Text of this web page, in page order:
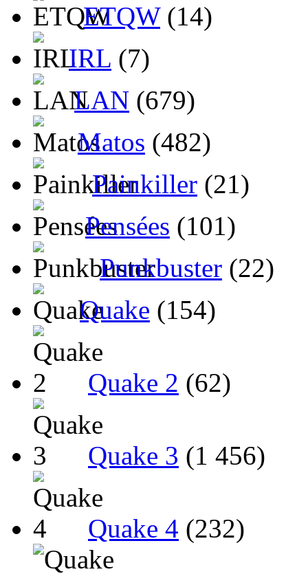
ETQW(14)
IRL (7)
LAN (679)
Matos (482)
Painkiller (21)
Pensées (101)
Punkbuster (22)
Quake (154)
Quake 2 (62)
Quake 3 (1 456)
Quake 4 (232)